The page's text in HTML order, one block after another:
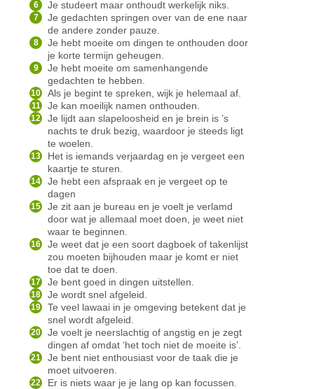
Je studeert maar onthoudt werkelijk niks.
Je gedachten springen over van de ene naar
de andere zonder pauze.
Je hebt moeite om dingen te onthouden door
je korte termijn geheugen.
Je hebt moeite om samenhangende
gedachten te hebben.
Als je begint te spreken, wijk je helemaal af.
Je kan moeilijk namen onthouden.
Je lijdt aan slapeloosheid en je brein is ’s
nachts te druk bezig, waardoor je steeds ligt
te woelen.
Het is iemands verjaardag en je vergeet een
kaartje te sturen.
Je hebt een afspraak en je vergeet op te
dagen
Je zit aan je bureau en je voelt je verlamd
door wat je allemaal moet doen, je weet niet
waar te beginnen.
Je weet dat je een soort dagboek of takenlijst
zou moeten bijhouden maar je komt er niet
toe dat te doen.
Je bent goed in dingen uitstellen.
Je wordt snel afgeleid.
Te veel lawaai in je omgeving betekent dat je
snel wordt afgeleid.
Je voelt je neerslachtig of angstig en je zegt
dingen af omdat ‘het toch niet de moeite is’.
Je bent niet enthousiast voor de taak die je
moet uitvoeren.
Er is niets waar je je lang op kan focussen.